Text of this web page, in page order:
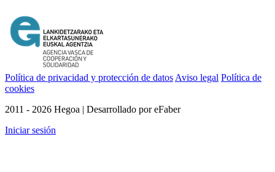
Política de privacidad y protección de datos Aviso legal Política de
cookies
2011 - 2026 Hegoa | Desarrollado por eFaber
Iniciar sesión